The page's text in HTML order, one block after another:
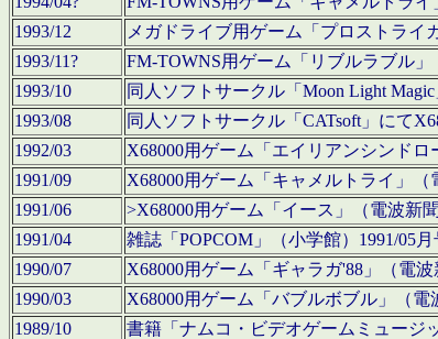
1993/12
メガドライブ用ゲーム「プロストライ
1993/11?
FM-TOWNS用ゲーム「リブルラブル
1993/10
同人ソフトサークル「Moon Light
1993/08
同人ソフトサークル「CATsoft」にて
1992/03
X68000用ゲーム「エイリアンシンド
1991/09
X68000用ゲーム「キャメルトライ」（
1991/06
>X68000用ゲーム「イース」（電波新
1991/04
雑誌「POPCOM」（小学館）1991/05
1990/07
X68000用ゲーム「ギャラガ'88」（電
1990/03
X68000用ゲーム「バブルボブル」（
1989/10
書籍「ナムコ・ビデオゲームミュージ